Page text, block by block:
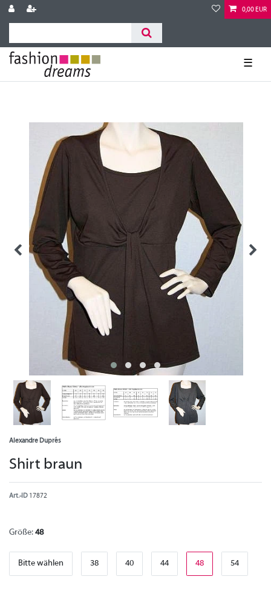
0,00 EUR
☰
Alexandre Duprés
Shirt braun
Art.-ID 17872
Größe: 48
Bitte wählen 38 40 44 48 54